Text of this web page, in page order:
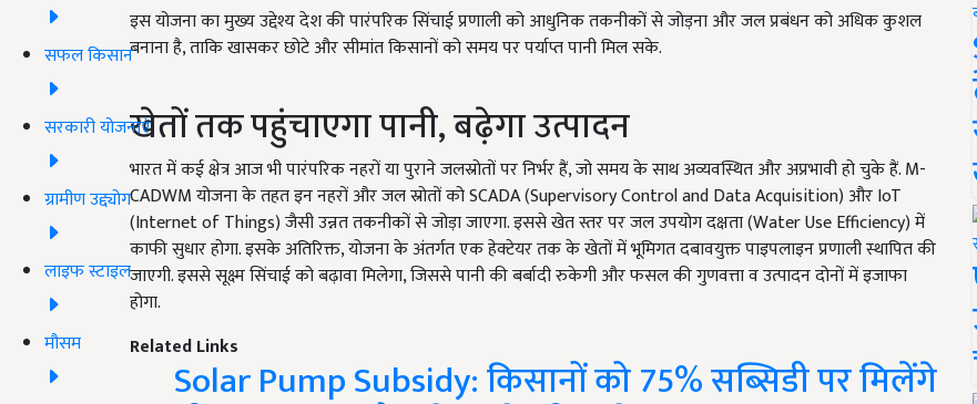
सफल किसान
सरकारी योजनाएं
ग्रामीण उद्द्योग
लाइफ स्टाइल
मौसम
इस योजना का मुख्य उद्देश्य देश की पारंपरिक सिंचाई प्रणाली को आधुनिक तकनीकों से जोड़ना और जल प्रबंधन को अधिक कुशल
बनाना है, ताकि खासकर छोटे और सीमांत किसानों को समय पर पर्याप्त पानी मिल सके.
खेतों तक पहुंचाएगा पानी, बढ़ेगा उत्पादन
भारत में कई क्षेत्र आज भी पारंपरिक नहरों या पुराने जलस्रोतों पर निर्भर हैं, जो समय के साथ अव्यवस्थित और अप्रभावी हो चुके हैं. M-
CADWM योजना के तहत इन नहरों और जल स्रोतों को SCADA (Supervisory Control and Data Acquisition) और IoT
(Internet of Things) जैसी उन्नत तकनीकों से जोड़ा जाएगा. इससे खेत स्तर पर जल उपयोग दक्षता (Water Use Efficiency) में
काफी सुधार होगा. इसके अतिरिक्त, योजना के अंतर्गत एक हेक्टेयर तक के खेतों में भूमिगत दबावयुक्त पाइपलाइन प्रणाली स्थापित की
जाएगी. इससे सूक्ष्म सिंचाई को बढ़ावा मिलेगा, जिससे पानी की बर्बादी रुकेगी और फसल की गुणवत्ता व उत्पादन दोनों में इजाफा
होगा.
Related Links
Solar Pump Subsidy: किसानों को 75% सब्सिडी पर मिलेंगे